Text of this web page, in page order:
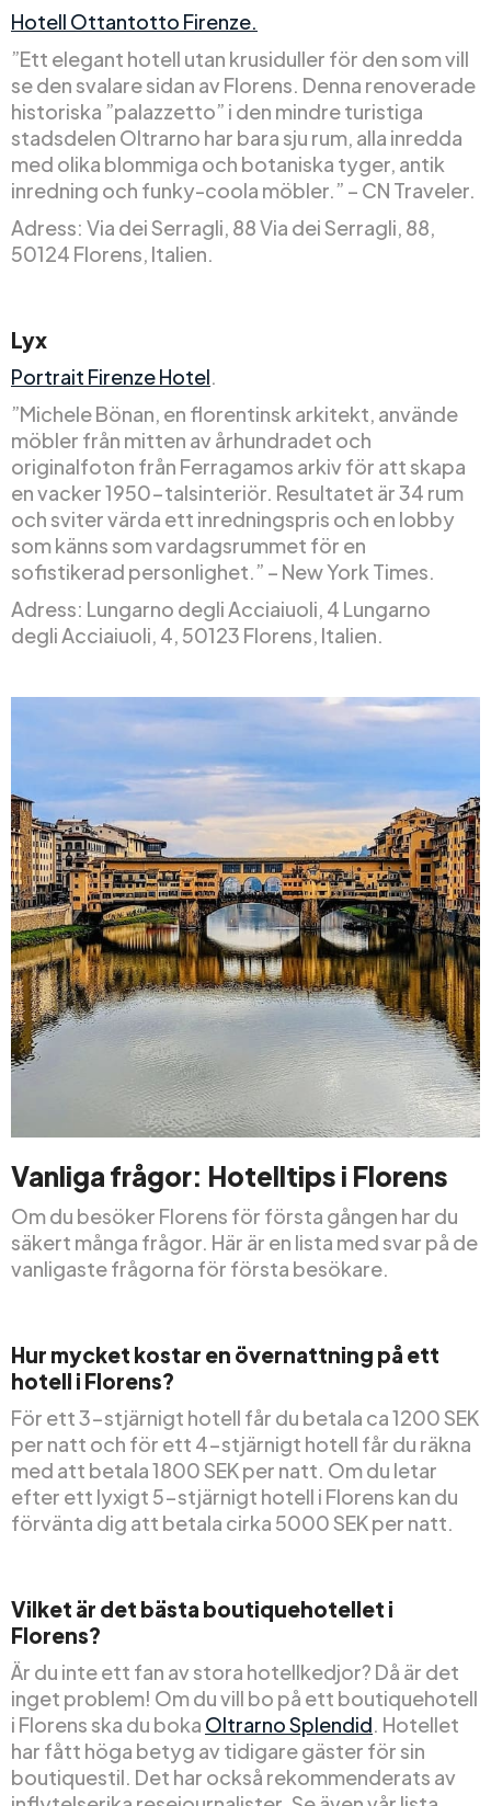
Hotell Ottantotto Firenze.
”Ett elegant hotell utan krusiduller för den som vill
se den svalare sidan av Florens. Denna renoverade
historiska ”palazzetto” i den mindre turistiga
stadsdelen Oltrarno har bara sju rum, alla inredda
med olika blommiga och botaniska tyger, antik
inredning och funky-coola möbler.” – CN Traveler.
Adress: Via dei Serragli, 88 Via dei Serragli, 88,
50124 Florens, Italien.
Lyx
Portrait Firenze Hotel.
”Michele Bönan, en florentinsk arkitekt, använde
möbler från mitten av århundradet och
originalfoton från Ferragamos arkiv för att skapa
en vacker 1950-talsinteriör. Resultatet är 34 rum
och sviter värda ett inredningspris och en lobby
som känns som vardagsrummet för en
sofistikerad personlighet.” – New York Times.
Adress: Lungarno degli Acciaiuoli, 4 Lungarno
degli Acciaiuoli, 4, 50123 Florens, Italien.
Vanliga frågor: Hotelltips i Florens
Om du besöker Florens för första gången har du
säkert många frågor. Här är en lista med svar på de
vanligaste frågorna för första besökare.
Hur mycket kostar en övernattning på ett
hotell i Florens?
För ett 3-stjärnigt hotell får du betala ca 1200 SEK
per natt och för ett 4-stjärnigt hotell får du räkna
med att betala 1800 SEK per natt. Om du letar
efter ett lyxigt 5-stjärnigt hotell i Florens kan du
förvänta dig att betala cirka 5000 SEK per natt.
Vilket är det bästa boutiquehotellet i
Florens?
Är du inte ett fan av stora hotellkedjor? Då är det
inget problem! Om du vill bo på ett boutiquehotell
i Florens ska du boka Oltrarno Splendid. Hotellet
har fått höga betyg av tidigare gäster för sin
boutiquestil. Det har också rekommenderats av